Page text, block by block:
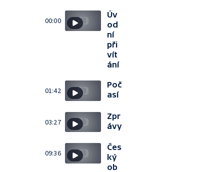
00:00
Úv
od
ní
při
vít
ání
01:42
Poč
así
03:27
Zpr
ávy
09:36
Čes
ký
ob